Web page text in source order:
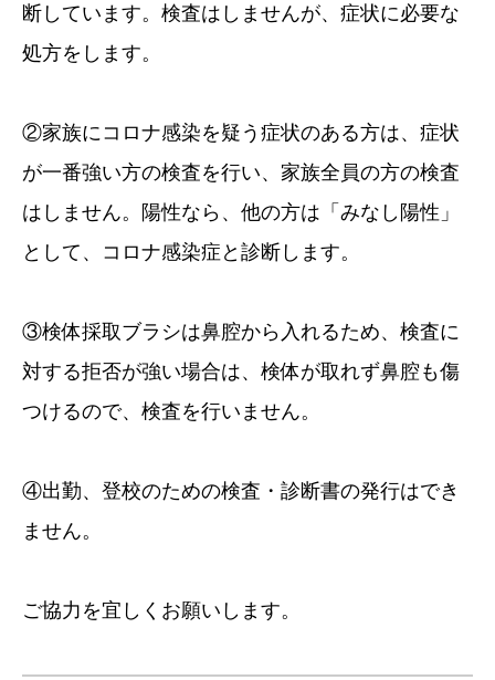
断しています。検査はしませんが、症状に必要な
処方をします。
②家族にコロナ感染を疑う症状のある方は、症状
が一番強い方の検査を行い、家族全員の方の検査
はしません。陽性なら、他の方は「みなし陽性」
として、コロナ感染症と診断します。
③検体採取ブラシは鼻腔から入れるため、検査に
対する拒否が強い場合は、検体が取れず鼻腔も傷
つけるので、検査を行いません。
④出勤、登校のための検査・診断書の発行はでき
ません。
ご協力を宜しくお願いします。